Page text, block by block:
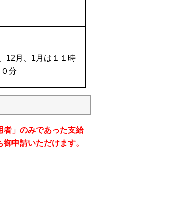
12月、1月は１１時
分
者」のみであった支給
申請いただけます。